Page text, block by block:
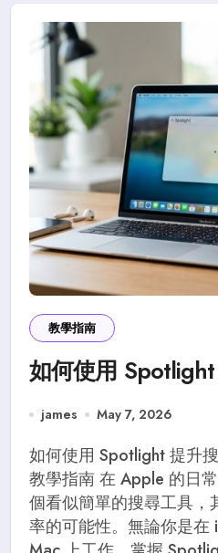
教學指南
如何使用
james May 7, 2026
如何使用 Spotlight 提升搜尋效率 – AppleLife
教學指南 在 Apple 的日
個看似簡單的搜尋工具，
率的可能性。無論你是在